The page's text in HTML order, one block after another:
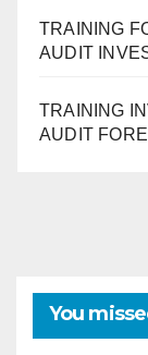
TRAINING
AUDIT
TRAINING
AUDIT
You